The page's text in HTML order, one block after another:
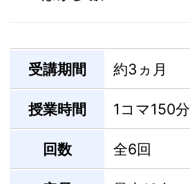
受講期間 約3ヵ月
授業時間 1コマ150分
回数 全6回